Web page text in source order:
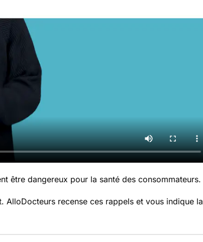
être dangereux pour la santé des consommateurs.
AlloDocteurs recense ces rappels et vous indique la